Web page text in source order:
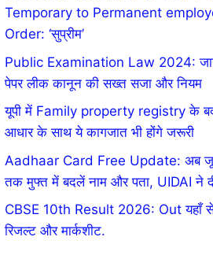
Temporary to Permanent
Order: ‘सुप्रीम’
Public Examination Law 2024:
पेपर लीक कानून की सख्त सजा और नियम
यूपी में Family property registry के
आधार के साथ ये कागजात भी होंगे जरूरी
Aadhaar Card Free Update: अब
तक मुफ्त में बदलें नाम और पता, UIDAI ने
CBSE 10th Result 2026: Out यहाँ
रिजल्ट और मार्कशीट.